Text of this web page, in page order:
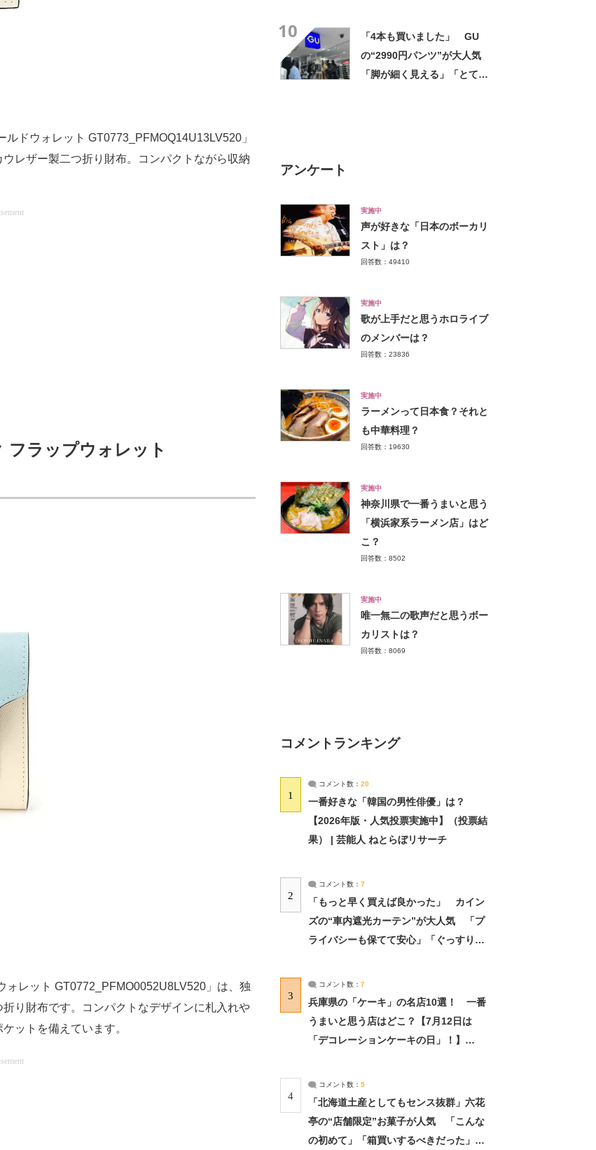
ドウォレット GT0773_PFMOQ14U13LV520」
レザー製二つ折り財布。コンパクトながら収納
フラップウォレット
レット GT0772_PFMO0052U8LV520」は、独
り財布です。コンパクトなデザインに札入れや
ットを備えています。
10
「4本も買いました」 GU
の“2990円パンツ”が大人気
「脚が細く見える」「とても
アンケート
実施中
声が好きな「日本のボーカリ
スト」は？
回答数：49410
実施中
歌が上手だと思うホロライブ
のメンバーは？
回答数：23836
実施中
ラーメンって日本食？それと
も中華料理？
回答数：19630
実施中
神奈川県で一番うまいと思う
「横浜家系ラーメン店」はど
こ？
回答数：8502
実施中
唯一無二の歌声だと思うボー
カリストは？
回答数：8069
コメントランキング
1
コメント数： 20
一番好きな「韓国の男性俳優」は？
【2026年版・人気投票実施中】（投票結
果） | 芸能人 ねとらぼリサーチ
2
コメント数： 7
「もっと早く買えば良かった」 カイン
ズの“車内遮光カーテン”が大人気 「プ
ライバシーも保てて安心」「ぐっすり眠
3
コメント数： 7
兵庫県の「ケーキ」の名店10選！ 一番
うまいと思う店はどこ？【7月12日は
「デコレーションケーキの日」！】
4
コメント数： 5
「北海道土産としてもセンス抜群」六花
亭の“店舗限定”お菓子が人気 「こんな
の初めて」「箱買いするべきだった」